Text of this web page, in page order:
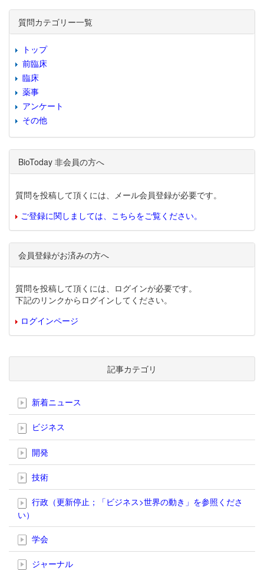
質問カテゴリー一覧
トップ
前臨床
臨床
薬事
アンケート
その他
BioToday 非会員の方へ
質問を投稿して頂くには、メール会員登録が必要です。
ご登録に関しましては、こちらをご覧ください。
会員登録がお済みの方へ
質問を投稿して頂くには、ログインが必要です。
下記のリンクからログインしてください。
ログインページ
記事カテゴリ
新着ニュース
ビジネス
開発
技術
行政（更新停止；「ビジネス>世界の動き」を参照くださ
い）
学会
ジャーナル